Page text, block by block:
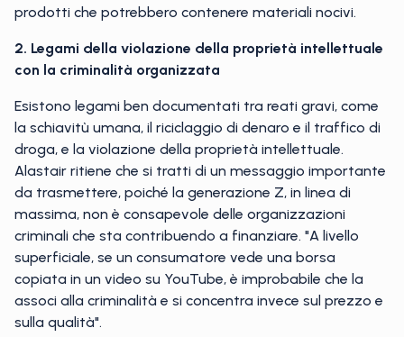
prodotti che potrebbero contenere materiali nocivi.
2. Legami della violazione della proprietà intellettuale
con la criminalità organizzata
Esistono legami ben documentati tra reati gravi, come
la schiavitù umana, il riciclaggio di denaro e il traffico di
droga, e la violazione della proprietà intellettuale.
Alastair ritiene che si tratti di un messaggio importante
da trasmettere, poiché la generazione Z, in linea di
massima, non è consapevole delle organizzazioni
criminali che sta contribuendo a finanziare. "A livello
superficiale, se un consumatore vede una borsa
copiata in un video su YouTube, è improbabile che la
associ alla criminalità e si concentra invece sul prezzo e
sulla qualità".